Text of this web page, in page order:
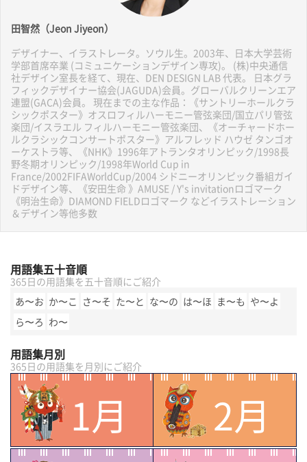
田智然（Jeon Jiyeon）
デザイナー、イラストレータ。ソウル生。2003年、日本大学芸術
学部首席卒業 (コミュニケーションデザイン専攻)。 (株)中央通信
社デザイン室長を経て、現在、DEN DESIGN LAB 代表。 日本グラ
フィックデザイナー協会(JAGUDA)会員。グローバルクリーンエア
連盟(GACA)会員。 現在までの主な作品：《サントリーホールクラ
シックポスター》オスロフィルハーモニー管弦楽団/国立パリ管弦
楽団/イスラエル フィルハーモニー管弦楽団、《オーチャードホー
ルクラシックコンサートポスター》アルフレッド ハウゼ タンゴオ
ーケストラ等、《NHK》1996年アトランタオリンピック/1998長
野冬期オリンピック/1998年World Cup in
France/2002FIFAWorldCup/2004 シドニーオリンピック番組ガイ
ドデザイン等、《安田生命 》AMUSE / Y's invitationロゴマーク
《明治生命》DIAMOND FIELDロゴマーク などイラストレーション
＆デザイン等他多数
用語集五十音順
365日の用語集を五十音順にご紹介
あ〜お か〜こ さ〜そ た〜と な〜の は〜ほ ま〜も や〜よ
ら〜ろ わ〜
用語集月別
365日の用語集を月別にご紹介
1月
2月